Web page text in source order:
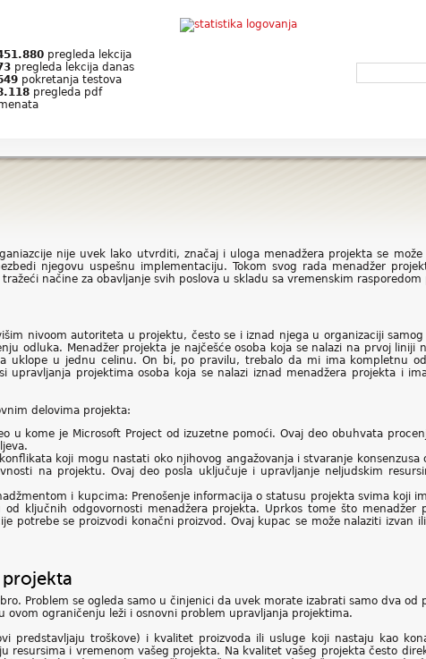
pregleda lekcija
pregleda lekcija danas
pokretanja testova
pregleda pdf
nije uvek lako utvrditi, značaj i uloga menadžera projekta se
njegovu uspešnu implementaciju. Tokom svog rada menadžer
načine za obavljanje svih poslova u skladu sa vremenskim rasporedom
nivoom autoriteta u projektu, često se i iznad njega u organizaciji
odluka. Menadžer projekta je najčešće osoba koja se nalazi na prvoj liniji
uklope u jednu celinu. On bi, po pravilu, trebalo da mi ima kompletnu
upravljanja projektima osoba koja se nalazi iznad menadžera projekta i
delovima projekta:
u kome je Microsoft Project od izuzetne pomoći. Ovaj deo obuhvata
koji mogu nastati oko njihovog angažovanja i stvaranje konsenzusa
na projektu. Ovaj deo posla uključuje i upravljanje neljudskim
i kupcima: Prenošenje informacija o statusu projekta svima koji
ključnih odgovornosti menadžera projekta. Uprkos tome što menadžer
potrebe se proizvodi konačni proizvod. Ovaj kupac se može nalaziti izvan
projekta
Problem se ogleda samo u činjenici da uvek morate izabrati samo dva od
ograničenju leži i osnovni problem upravljanja projektima.
predstavljaju troškove) i kvalitet proizvoda ili usluge koji nastaju kao
resursima i vremenom vašeg projekta. Na kvalitet vašeg projekta često